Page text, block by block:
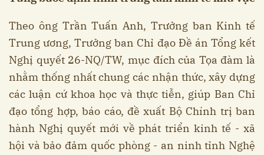
Theo ông Trần Tuấn Anh, Trưởng ban Kinh tế
Trung ương, Trưởng ban Chỉ đạo Đề án Tổng kết
Nghị quyết 26-NQ/TW, mục đích của Tọa đàm là
nhằm thống nhất chung các nhận thức, xây dựng
các luận cứ khoa học và thực tiễn, giúp Ban Chỉ
đạo tổng hợp, báo cáo, đề xuất Bộ Chính trị ban
hành Nghị quyết mới về phát triển kinh tế - xã
hội và bảo đảm quốc phòng - an ninh tỉnh Nghệ